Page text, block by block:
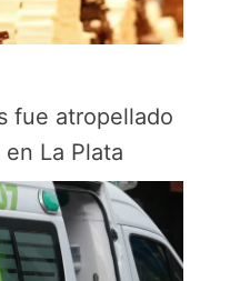
fue atropellado
La Plata